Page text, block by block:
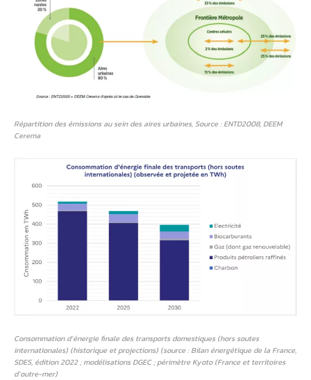
Répartition des émissions au sein des aires urbaines, Source : ENTD2008, DEEM
Cerema
Consommation d’énergie finale des transports domestiques (hors soutes
internationales) (historique et projections) (source : Bilan énergétique de la France,
SDES, édition 2022 ; modélisations DGEC ; périmètre Kyoto (France et territoires
d’outre-mer)